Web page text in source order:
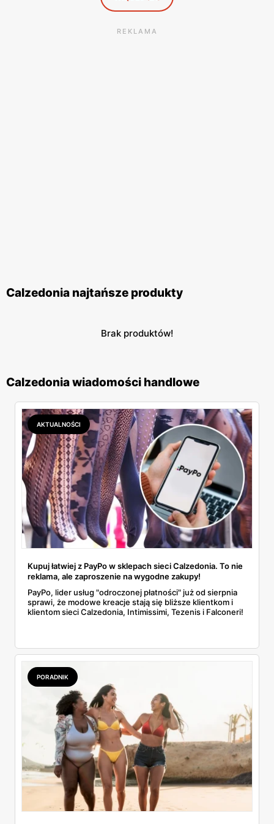
REKLAMA
Calzedonia najtańsze produkty
Brak produktów!
Calzedonia wiadomości handlowe
AKTUALNOŚCI
Kupuj łatwiej z PayPo w sklepach sieci Calzedonia. To nie
reklama, ale zaproszenie na wygodne zakupy!
PayPo, lider usług "odroczonej płatności" już od sierpnia
sprawi, że modowe kreacje stają się bliższe klientkom i
klientom sieci Calzedonia, Intimissimi, Tezenis i Falconeri!
PORADNIK